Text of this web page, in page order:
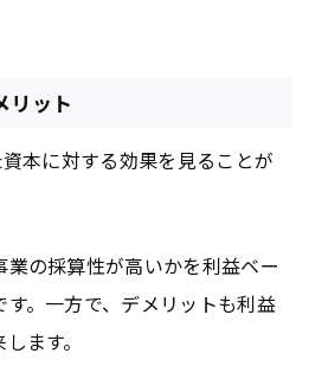
リット
本に対する効果を見ることが
の採算性が高いかを利益ベー
。一方で、デメリットも利益
ます。